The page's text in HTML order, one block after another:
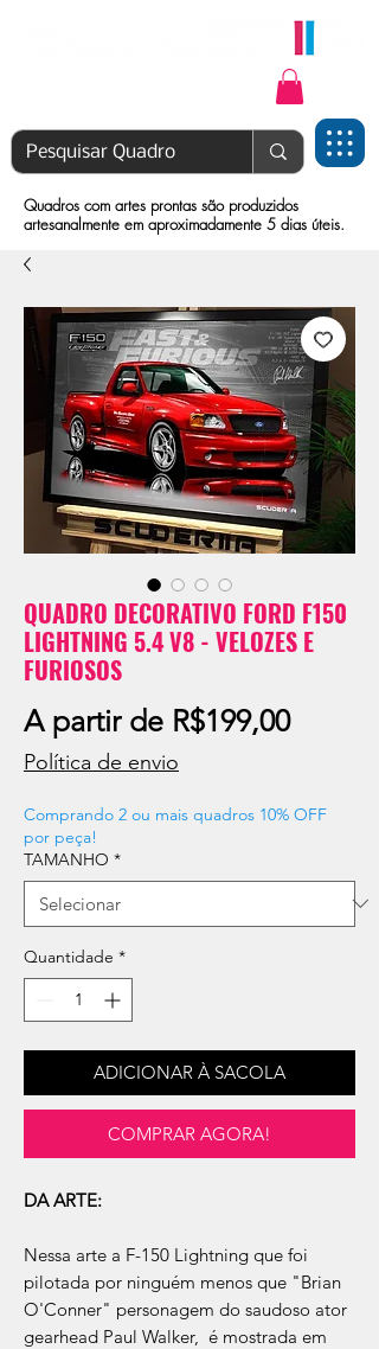
Quadros com artes prontas são produzidos
artesanalmente em aproximadamente 5 dias úteis.
QUADRO DECORATIVO FORD F150
LIGHTNING 5.4 V8 - VELOZES E
FURIOSOS
A partir de R$199,00Preço
Política de envio
Comprando 2 ou mais quadros 10% OFF
por peça!
TAMANHO *
Quantidade *
ADICIONAR À SACOLA
COMPRAR AGORA!
DA ARTE:
Nessa arte a F-150 Lightning que foi
pilotada por ninguém menos que "Brian
O'Conner" personagem do saudoso ator
gearhead Paul Walker, é mostrada em